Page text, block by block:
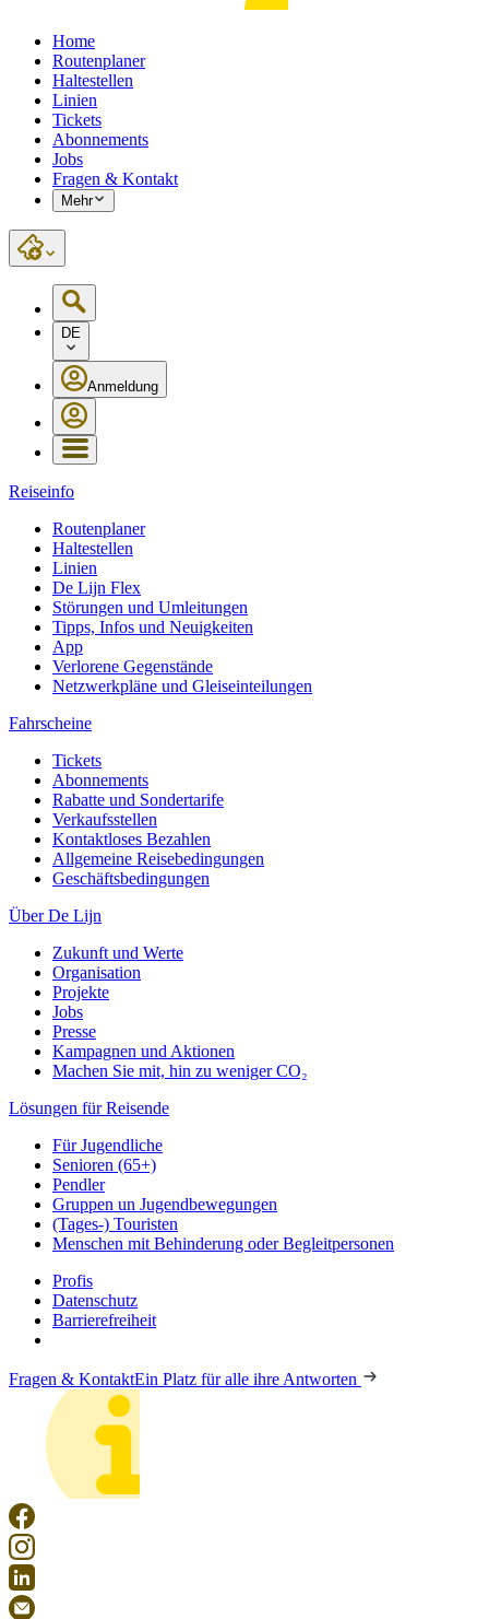
Home
Routenplaner
Haltestellen
Linien
Tickets
Abonnements
Jobs
Fragen & Kontakt
Mehr
DE
Anmeldung
Reiseinfo
Routenplaner
Haltestellen
Linien
De Lijn Flex
Störungen und Umleitungen
Tipps, Infos und Neuigkeiten
App
Verlorene Gegenstände
Netzwerkpläne und Gleiseinteilungen
Fahrscheine
Tickets
Abonnements
Rabatte und Sondertarife
Verkaufsstellen
Kontaktloses Bezahlen
Allgemeine Reisebedingungen
Geschäftsbedingungen
Über De Lijn
Zukunft und Werte
Organisation
Projekte
Jobs
Presse
Kampagnen und Aktionen
Machen Sie mit, hin zu weniger CO₂
Lösungen für Reisende
Für Jugendliche
Senioren (65+)
Pendler
Gruppen un Jugendbewegungen
(Tages-) Touristen
Menschen mit Behinderung oder Begleitpersonen
Profis
Datenschutz
Barrierefreiheit
Fragen & KontaktEin Platz für alle ihre Antworten